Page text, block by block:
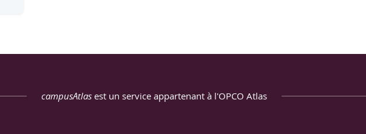
campusAtlas est un service appartenant à l'OPCO Atlas